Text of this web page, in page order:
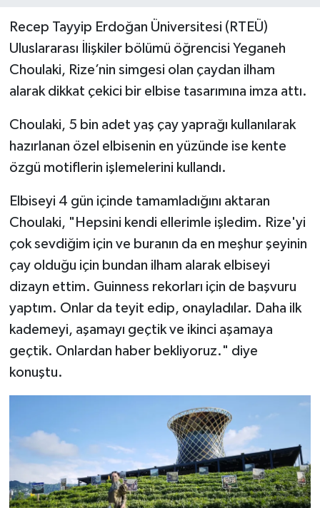
Recep Tayyip Erdoğan Üniversitesi (RTEÜ)
Uluslararası İlişkiler bölümü öğrencisi Yeganeh
Choulaki, Rize’nin simgesi olan çaydan ilham
alarak dikkat çekici bir elbise tasarımına imza attı.
Choulaki, 5 bin adet yaş çay yaprağı kullanılarak
hazırlanan özel elbisenin en yüzünde ise kente
özgü motiflerin işlemelerini kullandı.
Elbiseyi 4 gün içinde tamamladığını aktaran
Choulaki, "Hepsini kendi ellerimle işledim. Rize'yi
çok sevdiğim için ve buranın da en meşhur şeyinin
çay olduğu için bundan ilham alarak elbiseyi
dizayn ettim. Guinness rekorları için de başvuru
yaptım. Onlar da teyit edip, onayladılar. Daha ilk
kademeyi, aşamayı geçtik ve ikinci aşamaya
geçtik. Onlardan haber bekliyoruz." diye
konuştu.